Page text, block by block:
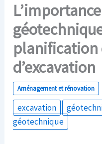
planification
d’excavation
Aménagement et rénovation
excavation
géotechnique